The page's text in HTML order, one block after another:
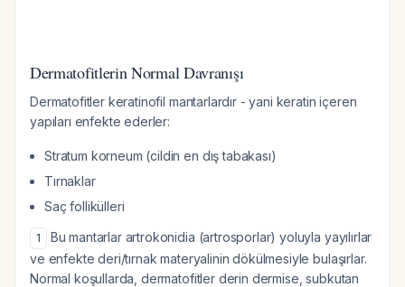
Dermatofitlerin Normal Davranışı
Dermatofitler keratinofil mantarlardır - yani keratin içeren
yapıları enfekte ederler:
Stratum korneum (cildin en dış tabakası)
Tırnaklar
Saç follikülleri
1
Bu mantarlar artrokonidia (artrosporlar) yoluyla yayılırlar
ve enfekte deri/tırnak materyalinin dökülmesiyle bulaşırlar.
Normal koşullarda, dermatofitler derin dermise, subkutan